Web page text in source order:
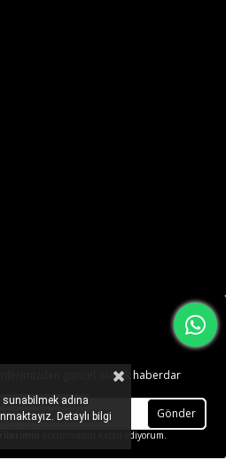
güncel olarak haberdar
Gönder
korunmasını kabul ediyorum.
adına
Detaylı bilgi